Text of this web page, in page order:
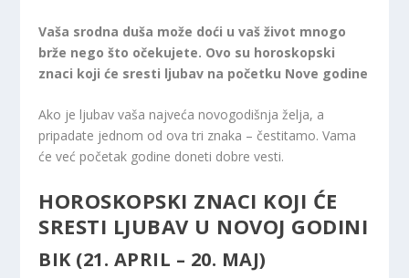
Vaša srodna duša može doći u vaš život mnogo
brže nego što očekujete. Ovo su horoskopski
znaci koji će sresti ljubav na početku Nove godine
Ako je ljubav vaša najveća novogodišnja želja, a
pripadate jednom od ova tri znaka – čestitamo. Vama
će već početak godine doneti dobre vesti.
HOROSKOPSKI ZNACI KOJI ĆE
SRESTI LJUBAV U NOVOJ GODINI
BIK (21. APRIL – 20. MAJ)